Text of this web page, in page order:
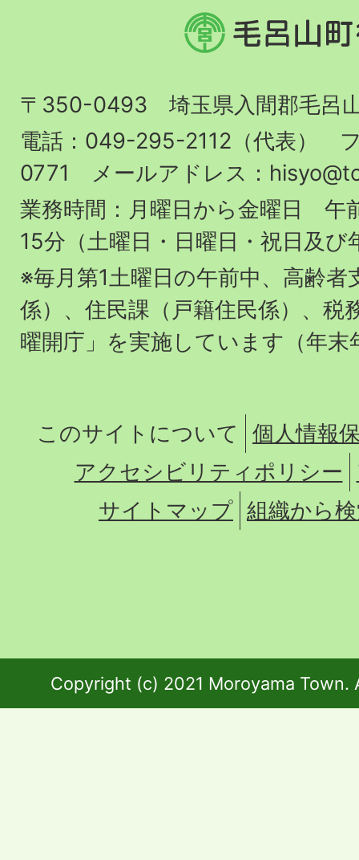
毛
呂
町
役
場
〒350-0493 埼玉県入間郡毛呂
電話：049-295-2112（代表）
0771 メールアドレス：
業務時間：月曜日から金曜日 午
15分（土曜日・日曜日・祝日及び
※毎月第1土曜日の午前中、高齢者
係）、住民課（戸籍住民係）、税
曜開庁」を実施しています（年末
このサイトについて
個人情報
アクセシビリティポリシー
サイトマップ 組織から
Copyright (c) 2021 Moroyama Town.